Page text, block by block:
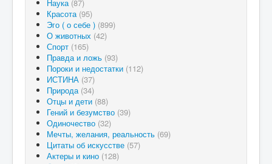
Наука (87)
Красота (95)
Эго ( о себе ) (899)
О животных (42)
Спорт (165)
Правда и ложь (93)
Пороки и недостатки (112)
ИСТИНА (37)
Природа (34)
Отцы и дети (88)
Гений и безумство (39)
Одиночество (32)
Мечты, желания, реальность (69)
Цитаты об искусстве (57)
Актеры и кино (128)